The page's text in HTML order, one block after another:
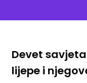
Devet
lijepe i